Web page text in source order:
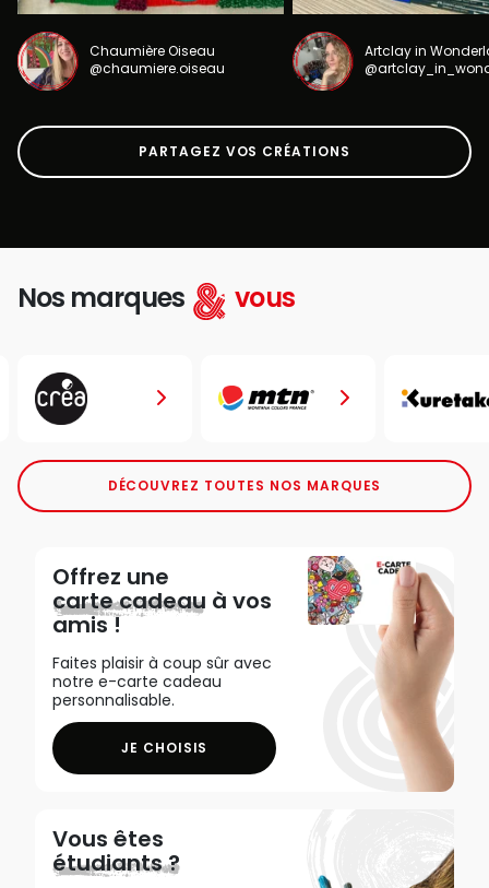
Chaumière Oiseau
@chaumiere.oiseau
Artclay in
PARTAGEZ VOS CRÉATIONS
Nos marques vous
DÉCOUVREZ TOUTES NOS MARQUES
Offrez une
carte cadeau à vos
amis !
Faites plaisir à coup sûr avec
notre e-carte cadeau
personnalisable.
JE CHOISIS
Vous êtes
étudiants ?